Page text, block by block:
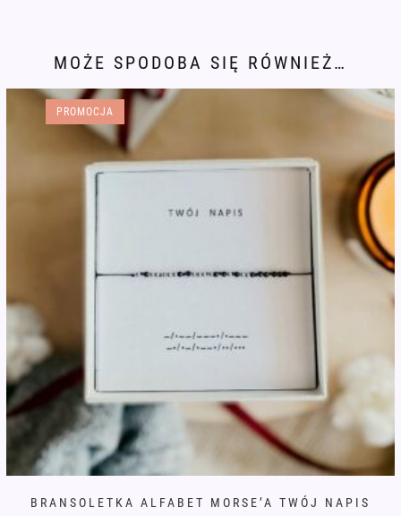
MOŻE SPODOBA SIĘ RÓWNIEŻ…
PROMOCJA
BRANSOLETKA ALFABET MORSE’A TWÓJ NAPIS